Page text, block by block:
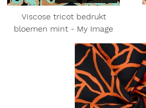
Viscose tricot bedrukt
bloemen mint - My Image